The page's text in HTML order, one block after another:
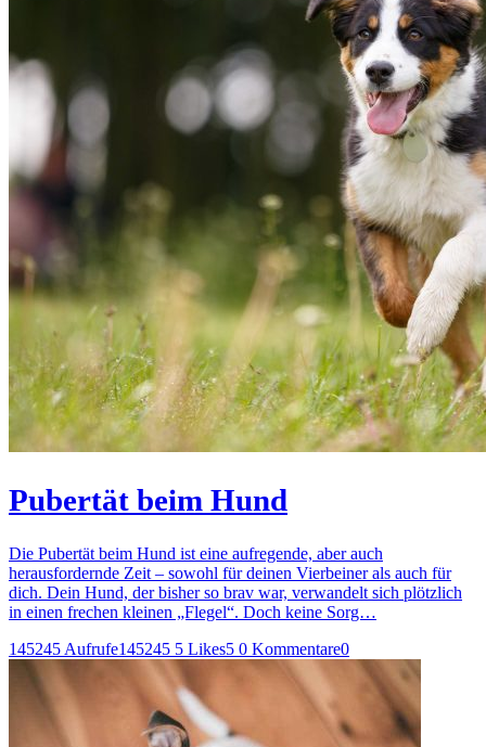
Pubertät beim Hund
Die Pubertät beim Hund ist eine aufregende, aber auch
herausfordernde Zeit – sowohl für deinen Vierbeiner als auch für
dich. Dein Hund, der bisher so brav war, verwandelt sich plötzlich
in einen frechen kleinen „Flegel“. Doch keine Sorg…
145245 Aufrufe145245 5 Likes5 0 Kommentare0